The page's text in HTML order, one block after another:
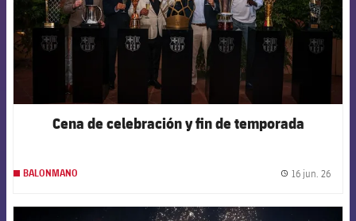
Cena de celebración y fin de temporada
BALONMANO 16 jun. 26
FCB Barcelona badge